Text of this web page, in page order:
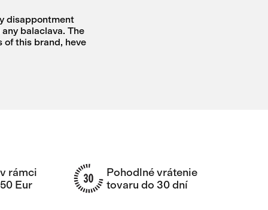
disappontment
balaclava. The
this brand, heve
rámci
Eur
Pohodlné vrátenie
tovaru do 30 dní